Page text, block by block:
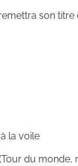
son titre
la voile
du monde,